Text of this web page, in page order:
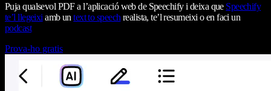
Puja qualsevol PDF a l’aplicació web de Speechify i deixa que Speechify
te’l llegeixi amb untext to speech realista, te’l resumeixi o en faci un
podcast
Prova-ho gratis